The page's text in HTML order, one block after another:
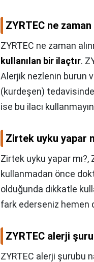
ZYRTEC ne zaman
ZYRTEC ne zaman
kullanılan bir ilaçtır.
Alerjik nezlenin burun
(kurdeşen)
ise bu ilacı
Zirtek uyku yapar
Zirtek uyku yapar mı?,
kullanmadan önce
olduğunda dikkatle
fark ederseniz hemen
ZYRTEC alerji
ZYRTEC alerji şurubu